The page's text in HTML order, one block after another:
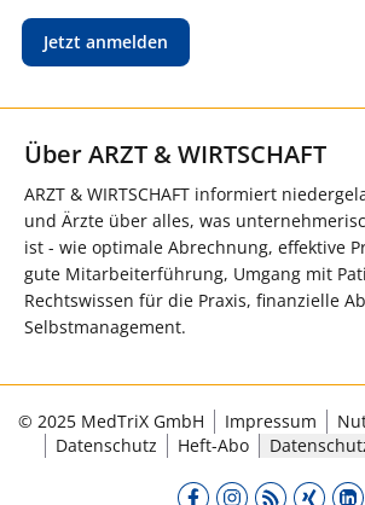
Jetzt anmelden
Über ARZT & WIRTSCHAFT
ARZT & WIRTSCHAFT informiert
und Ärzte über alles, was
ist - wie optimale Abrechnung, effektive
gute Mitarbeiterführung, Umgang mit
Rechtswissen für die Praxis, finanzielle
Selbstmanagement.
© 2025 MedTriX GmbH Impressum
Datenschutz
Heft-Abo